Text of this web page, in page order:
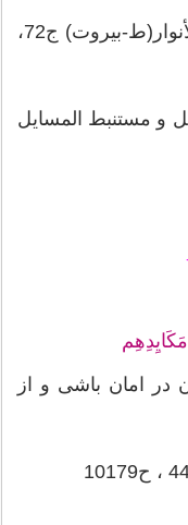
مرآه العقول ج9 ، ص5 - بحارالأنوار(ط-بیروت) ج72،
و مستنبط المسایل
در امان باشى و از